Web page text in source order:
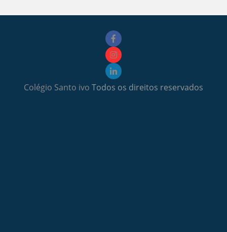
Colégio Santo ivo Todos os direitos reservados